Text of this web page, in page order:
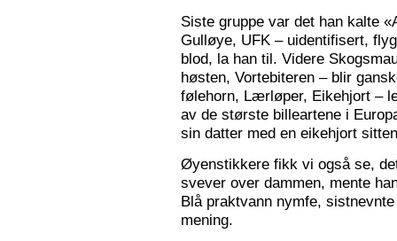
Siste gruppe var det han kalte
Gulløye, UFK – uidentifisert,
blod, la han til. Videre
høsten, Vortebiteren – blir
følehorn, Lærløper, Eikehjort –
av de største billeartene i
sin datter med en eikehjort
Øyenstikkere fikk vi også se,
svever over dammen, mente
Blå praktvann nymfe,
mening.